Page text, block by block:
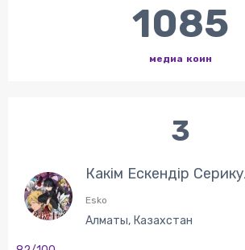
1085
медиа коин
3
Какім Ескендір
Esko
Алматы, Казахстан